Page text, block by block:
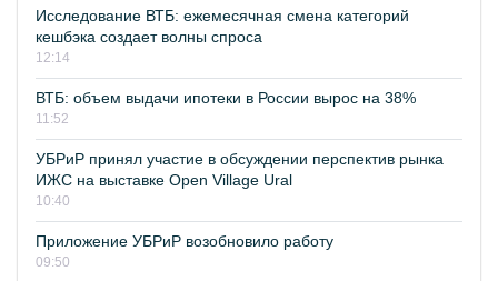
Исследование ВТБ: ежемесячная смена категорий
кешбэка создает волны спроса
12:14
ВТБ: объем выдачи ипотеки в России вырос на 38%
11:52
УБРиР принял участие в обсуждении перспектив рынка
ИЖС на выставке Open Village Ural
10:40
Приложение УБРиР возобновило работу
09:50